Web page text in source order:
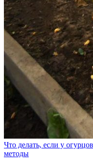
Что делать, если у
методы